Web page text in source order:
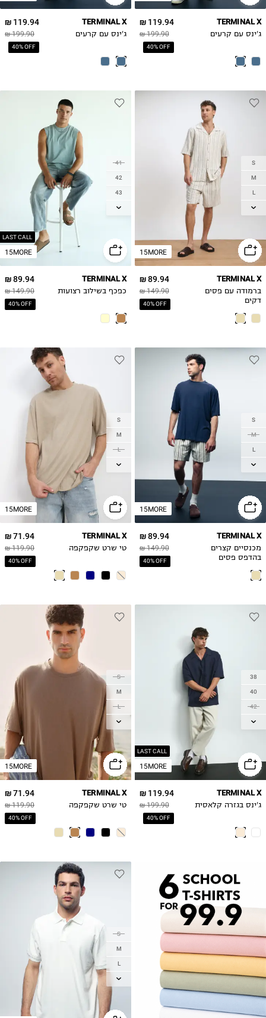
119.94 ₪
199.90 ₪
40% OFF
TERMINAL X
ג'ינס עם קרעים
119.94 ₪
199.90 ₪
40% OFF
TERMINAL X
ג'ינס עם קרעים
15MORE
S
M
L
XL
89.94 ₪
149.90 ₪
40% OFF
TERMINAL X
ברמודה עם פסים
דקים
LAST CALL
15MORE
41
42
43
44
89.94 ₪
149.90 ₪
40% OFF
TERMINAL X
כפכף בשילוב רצועות
15MORE
S
M
L
XL
89.94 ₪
149.90 ₪
40% OFF
TERMINAL X
מכנסיים קצרים
בהדפס פסים
15MORE
S
M
L
XL
71.94 ₪
119.90 ₪
40% OFF
TERMINAL X
טי שרט שקפקפה
LAST CALL
15MORE
38
40
42
44
119.94 ₪
199.90 ₪
40% OFF
TERMINAL X
ג'ינס בגזרה קלאסית
15MORE
S
M
L
XL
71.94 ₪
119.90 ₪
40% OFF
TERMINAL X
טי שרט שקפקפה
S
M
L
XL